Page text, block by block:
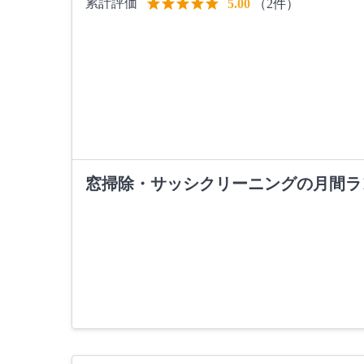
累計評価 5.00 （2件）
窓掃除・サッシクリーニングの月間